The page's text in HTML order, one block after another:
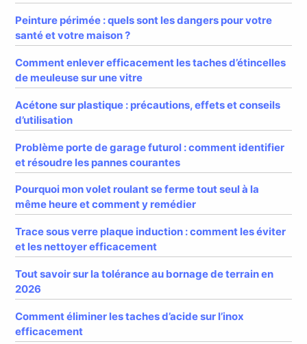
Peinture périmée : quels sont les dangers pour votre
santé et votre maison ?
Comment enlever efficacement les taches d’étincelles
de meuleuse sur une vitre
Acétone sur plastique : précautions, effets et conseils
d’utilisation
Problème porte de garage futurol : comment identifier
et résoudre les pannes courantes
Pourquoi mon volet roulant se ferme tout seul à la
même heure et comment y remédier
Trace sous verre plaque induction : comment les éviter
et les nettoyer efficacement
Tout savoir sur la tolérance au bornage de terrain en
2026
Comment éliminer les taches d’acide sur l’inox
efficacement